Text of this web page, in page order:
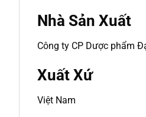
Nhà Sản Xuất
Công ty CP Dược phẩm
Xuất Xứ
Việt Nam